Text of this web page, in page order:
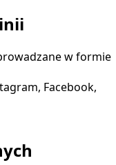
w formie
Facebook,